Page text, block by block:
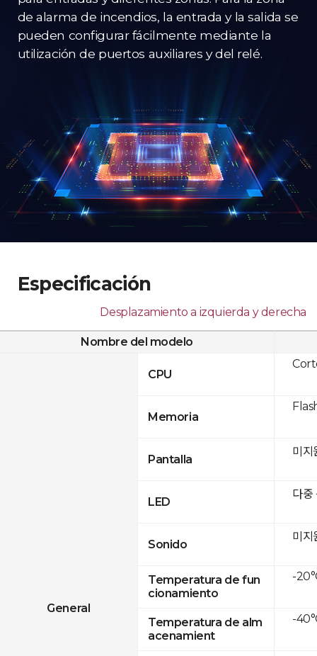
de alarma de incendios, la entrada y la salida se
pueden configurar fácilmente mediante la
utilización de puertos auxiliares y del relé.
Especificación
Desplazamiento a izquierda y derecha
Nombre del modelo
General
CPU
Memoria
Pantalla
LED
Sonido
Temperatura de fun
cionamiento
Temperatura de alm
acenamient
미지
다중
미지
-
-